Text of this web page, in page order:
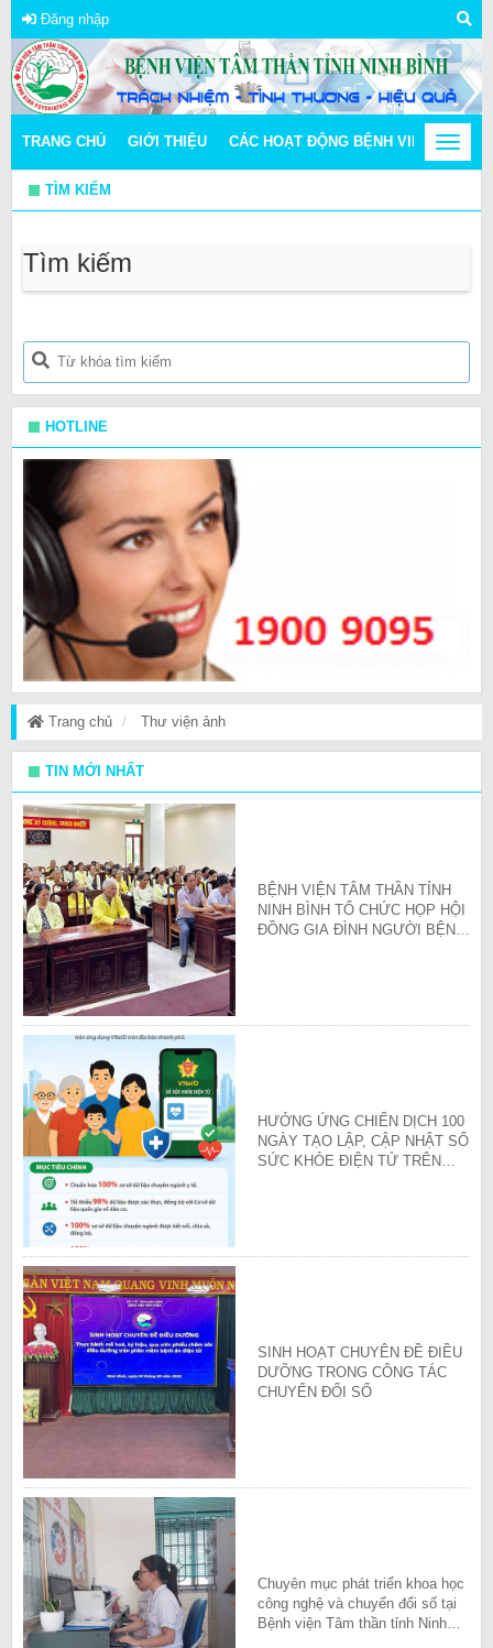
Đăng nhập
TRANG CHỦ GIỚI THIỆU CÁC HOẠT ĐỘNG BỆNH VIỆN
Toggle
TÌM KIẾM
Tìm kiếm
HOTLINE
Trang chủ Thư viện ảnh
TIN MỚI NHẤT
BỆNH VIỆN TÂM THẦN TỈNH
NINH BÌNH TỔ CHỨC HỌP HỘI
ĐỒNG GIA ĐÌNH NGƯỜI BỆNH
HƯỞNG ỨNG CHIẾN DỊCH 100
NGÀY TẠO LẬP, CẬP NHẬT SỔ
SỨC KHỎE ĐIỆN TỬ TRÊN
SINH HOẠT CHUYÊN ĐỀ ĐIỀU
DƯỠNG TRONG CÔNG TÁC
CHUYỂN ĐỔI SỐ
Chuyên mục phát triển khoa học
công nghệ và chuyển đổi số tại
Bệnh viện Tâm thần tỉnh Ninh